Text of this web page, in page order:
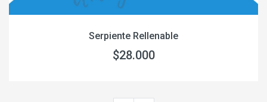
Serpiente Rellenable
$28.000